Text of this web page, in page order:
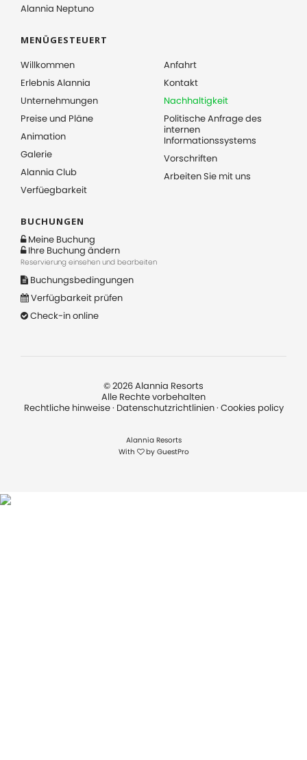
Alannia Neptuno
MENÜGESTEUERT
Willkommen
Erlebnis Alannia
Unternehmungen
Preise und Pläne
Animation
Galerie
Alannia Club
Verfüegbarkeit
Anfahrt
Kontakt
Nachhaltigkeit
Politische Anfrage des
internen
Informationssystems
Vorschriften
Arbeiten Sie mit uns
BUCHUNGEN
Meine Buchung
Ihre Buchung ändern
Reservierung einsehen und bearbeiten
Buchungsbedingungen
Verfügbarkeit prüfen
Check-in online
©2026Alannia Resorts
Alle Rechte vorbehalten
Rechtliche hinweise· Datenschutzrichtlinien· Cookies policy
Alannia Resorts
With
by GuestPro